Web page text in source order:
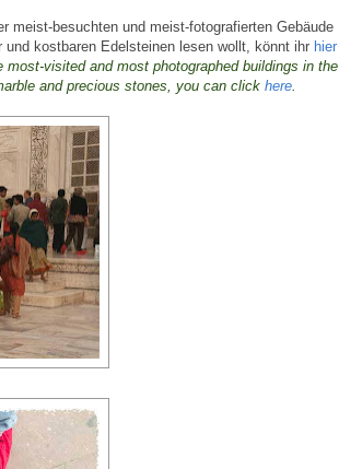
meist-besuchten und meist-fotografierten Gebäude
kostbaren Edelsteinen lesen wollt, könnt ihr hier
most-visited and most photographed buildings in the
and precious stones, you can click here.